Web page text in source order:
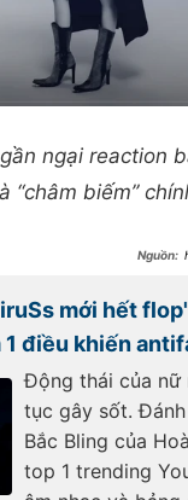
ngại reaction
“châm biếm”
mới hết
1 điều khiến
Động thái của nữ
tục gây sốt.
Bắc Bling của
top 1 trending